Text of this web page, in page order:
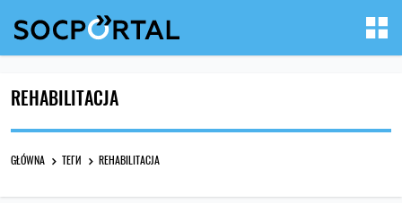
REHABILITACJA
GŁÓWNA ТЕГИ REHABILITACJA